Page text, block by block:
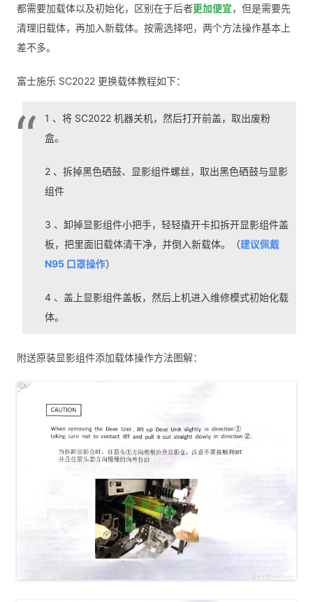
都需要加载体以及初始化，区别在于后者更加便宜，但是需要先
清理旧载体，再加入新载体。按需选择吧，两个方法操作基本上
差不多。
富士施乐 SC2022 更换载体教程如下：
1 、将 SC2022 机器关机，然后打开前盖，取出废粉
盒。
2 、拆掉黑色硒鼓、显影组件螺丝，取出黑色硒鼓与显影
组件
3 、卸掉显影组件小把手，轻轻撬开卡扣拆开显影组件盖
板，把里面旧载体清干净，并倒入新载体。（建议佩戴
N95 口罩操作）
4 、盖上显影组件盖板，然后上机进入维修模式初始化载
体。
附送原装显影组件添加载体操作方法图解：